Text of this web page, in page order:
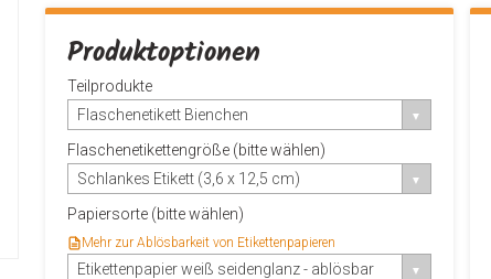
Produktoptionen
Teilprodukte
Flaschenetikett Bienchen
Flaschenetikettengröße (bitte wählen)
Schlankes Etikett (3,6 x 12,5 cm)
Papiersorte (bitte wählen)
Mehr zur Ablösbarkeit von Etikettenpapieren
Etikettenpapier weiß seidenglanz - ablösbar